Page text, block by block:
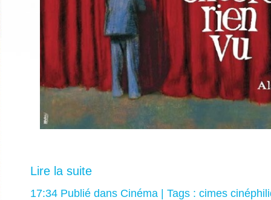
Lire la suite
17:34 Publié dans Cinéma | Tags : cimes